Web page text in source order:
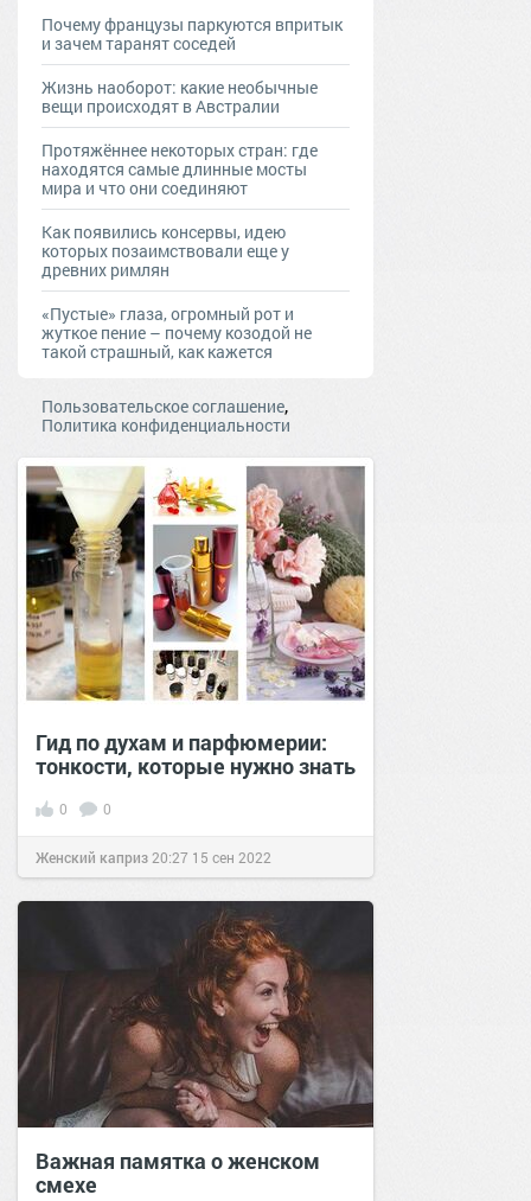
Почему французы паркуются впритык
и зачем таранят соседей
Жизнь наоборот: какие необычные
вещи происходят в Австралии
Протяжённее некоторых стран: где
находятся самые длинные мосты
мира и что они соединяют
Как появились консервы, идею
которых позаимствовали еще у
древних римлян
«Пустые» глаза, огромный рот и
жуткое пение – почему козодой не
такой страшный, как кажется
Пользовательское соглашение,
Политика конфиденциальности
Гид по духам и парфюмерии:
тонкости, которые нужно знать
0 0
Женский каприз20:27 15 сен 2022
Важная памятка о женском
смехе